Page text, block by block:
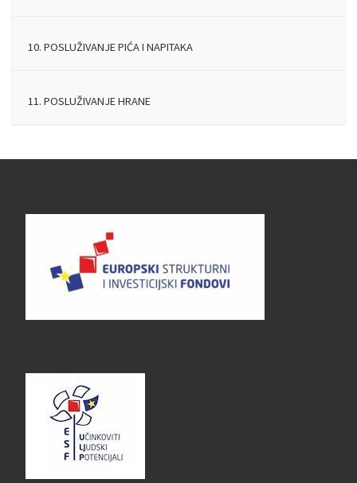
10. POSLUŽIVANJE PIĆA I NAPITAKA
11. POSLUŽIVANJE HRANE